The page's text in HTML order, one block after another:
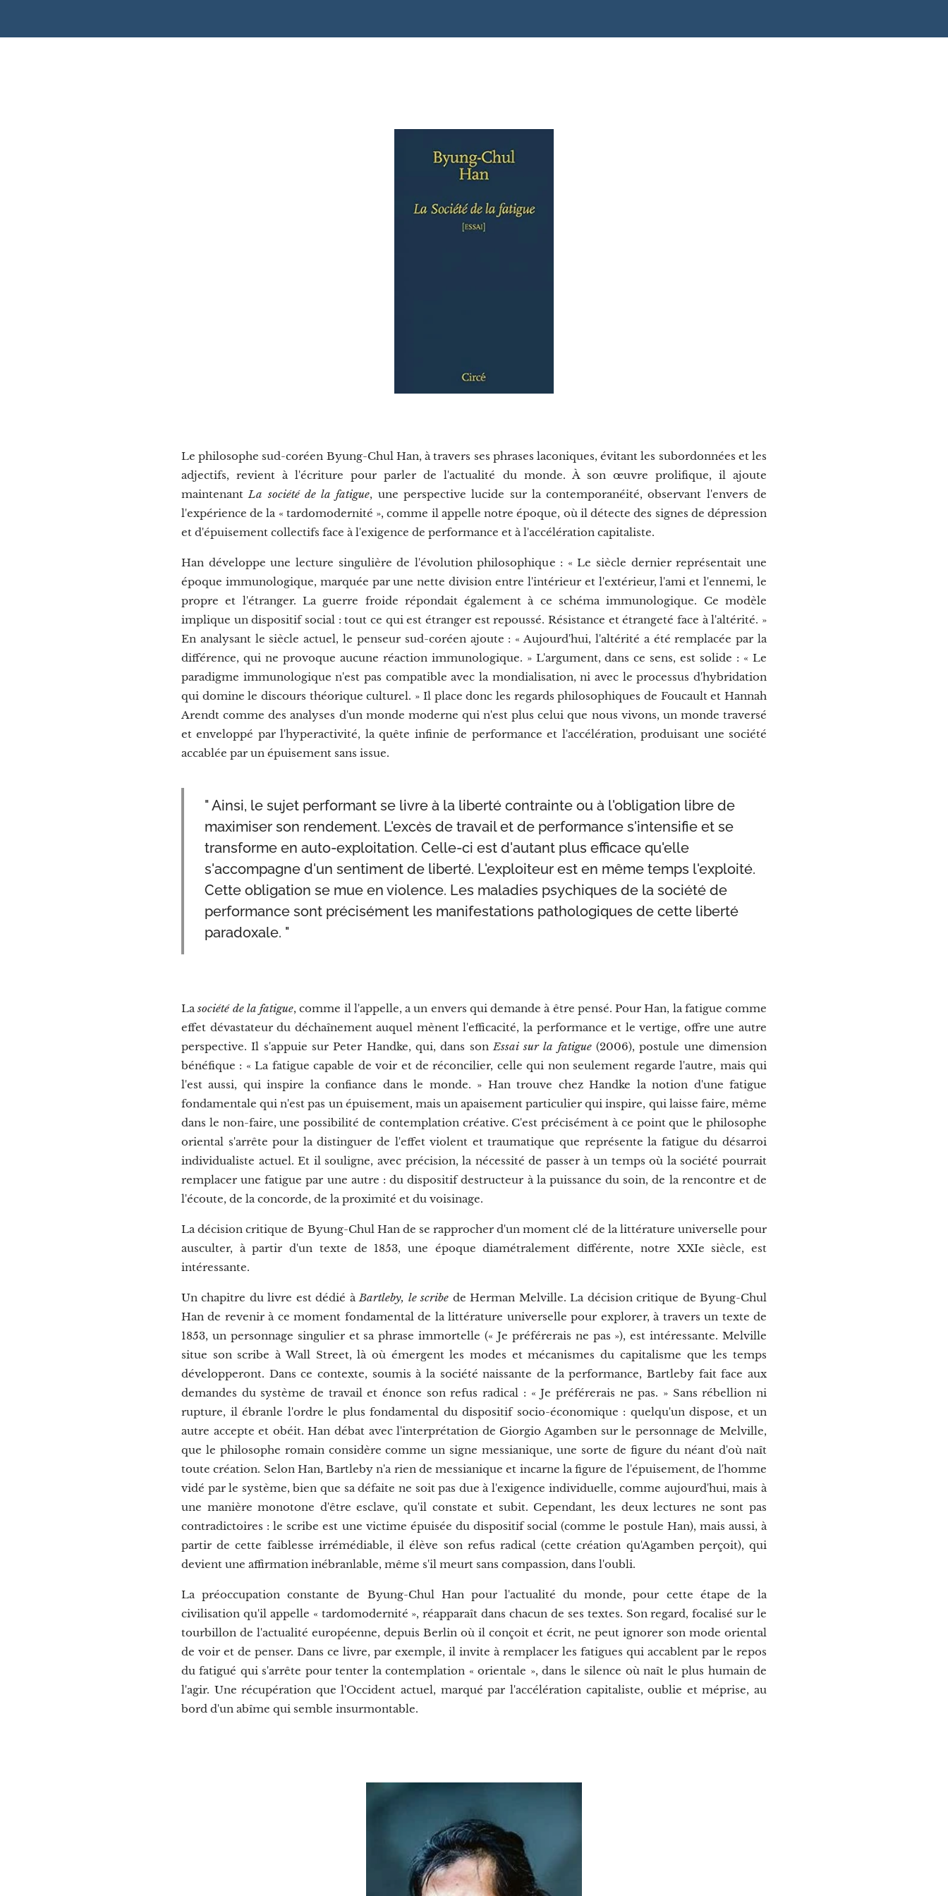
Le philosophe sud-coréen Byung-Chul Han, à travers ses phrases laconiques, évitant les subordonnées et les
adjectifs, revient à l'écriture pour parler de l'actualité du monde. À son œuvre prolifique, il ajoute
maintenantLa société de la fatigue, une perspective lucide sur la contemporanéité, observant l'envers de
l'expérience de la « tardomodernité », comme il appelle notre époque, où il détecte des signes de dépression
et d'épuisement collectifs face à l'exigence de performance et à l'accélération capitaliste.
Han développe une lecture singulière de l'évolution philosophique : « Le siècle dernier représentait une
époque immunologique, marquée par une nette division entre l'intérieur et l'extérieur, l'ami et l'ennemi, le
propre et l'étranger. La guerre froide répondait également à ce schéma immunologique. Ce modèle
implique un dispositif social : tout ce qui est étranger est repoussé. Résistance et étrangeté face à l'altérité. »
En analysant le siècle actuel, le penseur sud-coréen ajoute : « Aujourd'hui, l'altérité a été remplacée par la
différence, qui ne provoque aucune réaction immunologique. » L'argument, dans ce sens, est solide : « Le
paradigme immunologique n'est pas compatible avec la mondialisation, ni avec le processus d'hybridation
qui domine le discours théorique culturel. » Il place donc les regards philosophiques de Foucault et Hannah
Arendt comme des analyses d'un monde moderne qui n'est plus celui que nous vivons, un monde traversé
et enveloppé par l'hyperactivité, la quête infinie de performance et l'accélération, produisant une société
accablée par un épuisement sans issue.
" Ainsi, le sujet performant se livre à la liberté contrainte ou à l'obligation libre de
maximiser son rendement. L'excès de travail et de performance s'intensifie et se
transforme en auto-exploitation. Celle-ci est d'autant plus efficace qu'elle
s'accompagne d'un sentiment de liberté. L'exploiteur est en même temps l'exploité.
Cette obligation se mue en violence. Les maladies psychiques de la société de
performance sont précisément les manifestations pathologiques de cette liberté
paradoxale. "
Lasociété de la fatigue, comme il l'appelle, a un envers qui demande à être pensé. Pour Han, la fatigue comme
effet dévastateur du déchaînement auquel mènent l'efficacité, la performance et le vertige, offre une autre
perspective. Il s'appuie sur Peter Handke, qui, dans sonEssai sur la fatigue(2006), postule une dimension
bénéfique : « La fatigue capable de voir et de réconcilier, celle qui non seulement regarde l'autre, mais qui
l'est aussi, qui inspire la confiance dans le monde. » Han trouve chez Handke la notion d'une fatigue
fondamentale qui n'est pas un épuisement, mais un apaisement particulier qui inspire, qui laisse faire, même
dans le non-faire, une possibilité de contemplation créative. C'est précisément à ce point que le philosophe
oriental s'arrête pour la distinguer de l'effet violent et traumatique que représente la fatigue du désarroi
individualiste actuel. Et il souligne, avec précision, la nécessité de passer à un temps où la société pourrait
remplacer une fatigue par une autre : du dispositif destructeur à la puissance du soin, de la rencontre et de
l'écoute, de la concorde, de la proximité et du voisinage.
La décision critique de Byung-Chul Han de se rapprocher d'un moment clé de la littérature universelle pour
ausculter, à partir d'un texte de 1853, une époque diamétralement différente, notre XXIe siècle, est
intéressante.
Un chapitre du livre est dédié àBartleby, le scribe de Herman Melville. La décision critique de Byung-Chul
Han de revenir à ce moment fondamental de la littérature universelle pour explorer, à travers un texte de
1853, un personnage singulier et sa phrase immortelle (« Je préférerais ne pas »), est intéressante. Melville
situe son scribe à Wall Street, là où émergent les modes et mécanismes du capitalisme que les temps
développeront. Dans ce contexte, soumis à la société naissante de la performance, Bartleby fait face aux
demandes du système de travail et énonce son refus radical : « Je préférerais ne pas. » Sans rébellion ni
rupture, il ébranle l'ordre le plus fondamental du dispositif socio-économique : quelqu'un dispose, et un
autre accepte et obéit. Han débat avec l'interprétation de Giorgio Agamben sur le personnage de Melville,
que le philosophe romain considère comme un signe messianique, une sorte de figure du néant d'où naît
toute création. Selon Han, Bartleby n'a rien de messianique et incarne la figure de l'épuisement, de l'homme
vidé par le système, bien que sa défaite ne soit pas due à l'exigence individuelle, comme aujourd'hui, mais à
une manière monotone d'être esclave, qu'il constate et subit. Cependant, les deux lectures ne sont pas
contradictoires : le scribe est une victime épuisée du dispositif social (comme le postule Han), mais aussi, à
partir de cette faiblesse irrémédiable, il élève son refus radical (cette création qu'Agamben perçoit), qui
devient une affirmation inébranlable, même s'il meurt sans compassion, dans l'oubli.
La préoccupation constante de Byung-Chul Han pour l'actualité du monde, pour cette étape de la
civilisation qu'il appelle « tardomodernité », réapparaît dans chacun de ses textes. Son regard, focalisé sur le
tourbillon de l'actualité européenne, depuis Berlin où il conçoit et écrit, ne peut ignorer son mode oriental
de voir et de penser. Dans ce livre, par exemple, il invite à remplacer les fatigues qui accablent par le repos
du fatigué qui s'arrête pour tenter la contemplation « orientale », dans le silence où naît le plus humain de
l'agir. Une récupération que l'Occident actuel, marqué par l'accélération capitaliste, oublie et méprise, au
bord d'un abîme qui semble insurmontable.